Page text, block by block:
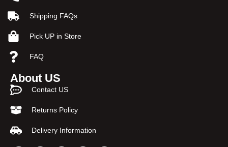
Shipping FAQs
Pick UP in Store
FAQ
About US
Contact US
Returns Policy
Delivery Information